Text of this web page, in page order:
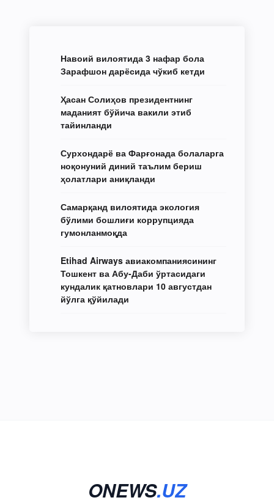
Навоий вилоятида 3 нафар бола
Зарафшон дарёсида чўкиб кетди
Ҳасан Солиҳов президентнинг
маданият бўйича вакили этиб
тайинланди
Сурхондарё ва Фарғонада болаларга
ноқонуний диний таълим бериш
ҳолатлари аниқланди
Самарқанд вилоятида экология
бўлими бошлиғи коррупцияда
гумонланмоқда
Etihad Airways авиакомпаниясининг
Тошкент ва Абу-Даби ўртасидаги
кундалик қатновлари 10 августдан
йўлга қўйилади
ONEWS.UZ